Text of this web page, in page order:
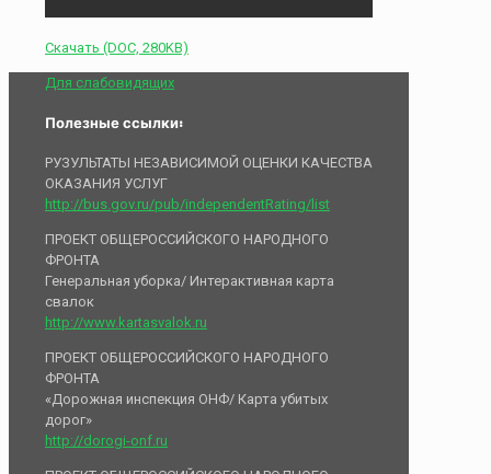
Скачать (DOC, 280KB)
Для слабовидящих
Полезные ссылки:
РУЗУЛЬТАТЫ НЕЗАВИСИМОЙ ОЦЕНКИ КАЧЕСТВА
ОКАЗАНИЯ УСЛУГ
http://bus.gov.ru/pub/independentRating/list
ПРОЕКТ ОБЩЕРОССИЙСКОГО НАРОДНОГО
ФРОНТА
Генеральная уборка/ Интерактивная карта
свалок
http://www.kartasvalok.ru
ПРОЕКТ ОБЩЕРОССИЙСКОГО НАРОДНОГО
ФРОНТА
«Дорожная инспекция ОНФ/ Карта убитых
дорог»
http://dorogi-onf.ru